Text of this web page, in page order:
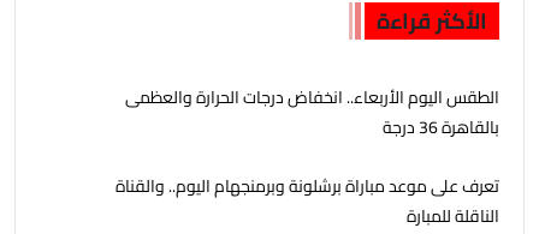
الأكثر قراءة
الطقس اليوم الأربعاء.. انخفاض درجات الحرارة والعظمى
بالقاهرة 36 درجة
تعرف على موعد مباراة برشلونة وبرمنجهام اليوم.. والقناة
الناقلة للمبارة